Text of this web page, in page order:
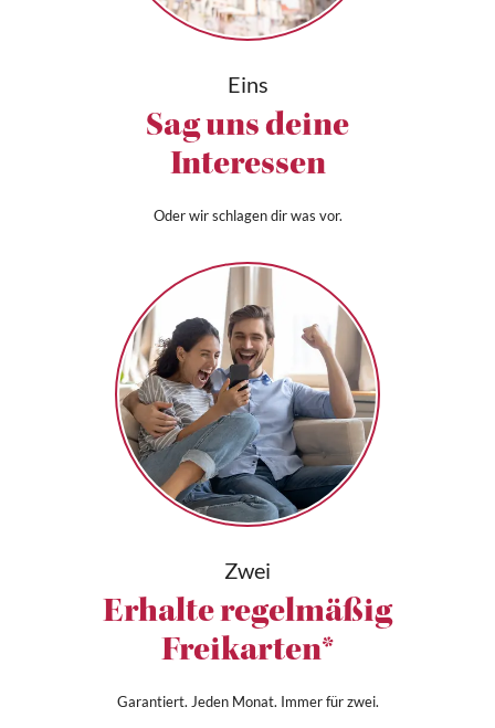
Eins
Sag uns deine
Interessen
Oder wir schlagen dir was vor.
Zwei
Erhalte regelmäßig
Freikarten*
Garantiert. Jeden Monat. Immer für zwei.